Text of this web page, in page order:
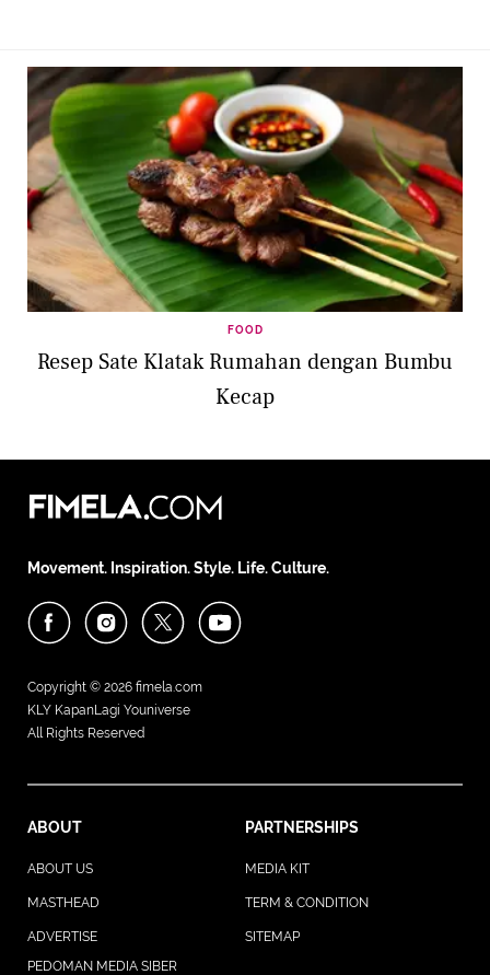
FOOD
Resep Sate Klatak Rumahan dengan Bumbu
Kecap
Movement. Inspiration. Style. Life. Culture.
Copyright © 2026 fimela.com
KLY KapanLagi Youniverse
All Rights Reserved
ABOUT PARTNERSHIPS
ABOUT US MEDIA KIT
MASTHEAD TERM & CONDITION
ADVERTISE
SITEMAP
PEDOMAN MEDIA SIBER